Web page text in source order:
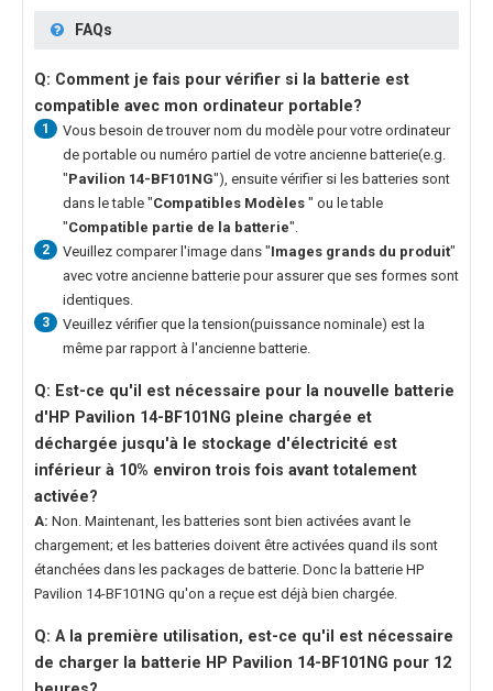
FAQs
Q: Comment je fais pour vérifier si la batterie est
compatible avec mon ordinateur portable?
1
Vous besoin de trouver nom du modèle pour votre ordinateur
de portable ou numéro partiel de votre ancienne batterie(e.g.
"Pavilion 14-BF101NG"), ensuite vérifier si les batteries sont
dans le table "Compatibles Modèles " ou le table
"Compatible partie de la batterie".
2 Veuillez comparer l'image dans "Images grands du produit"
avec votre ancienne batterie pour assurer que ses formes sont
identiques.
3
Veuillez vérifier que la tension(puissance nominale) est la
même par rapport à l'ancienne batterie.
Q: Est-ce qu'il est nécessaire pour la nouvelle batterie
d'HP Pavilion 14-BF101NG pleine chargée et
déchargée jusqu'à le stockage d'électricité est
inférieur à 10% environ trois fois avant totalement
activée?
A: Non. Maintenant, les batteries sont bien activées avant le
chargement; et les batteries doivent être activées quand ils sont
étanchées dans les packages de batterie. Donc la batterie HP
Pavilion 14-BF101NG qu'on a reçue est déjà bien chargée.
Q: A la première utilisation, est-ce qu'il est nécessaire
de charger la batterie HP Pavilion 14-BF101NG pour 12